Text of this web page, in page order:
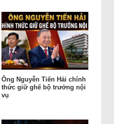
Ông Nguyễn Tiến Hải chính
thức giữ ghế bộ trưởng nội
vụ